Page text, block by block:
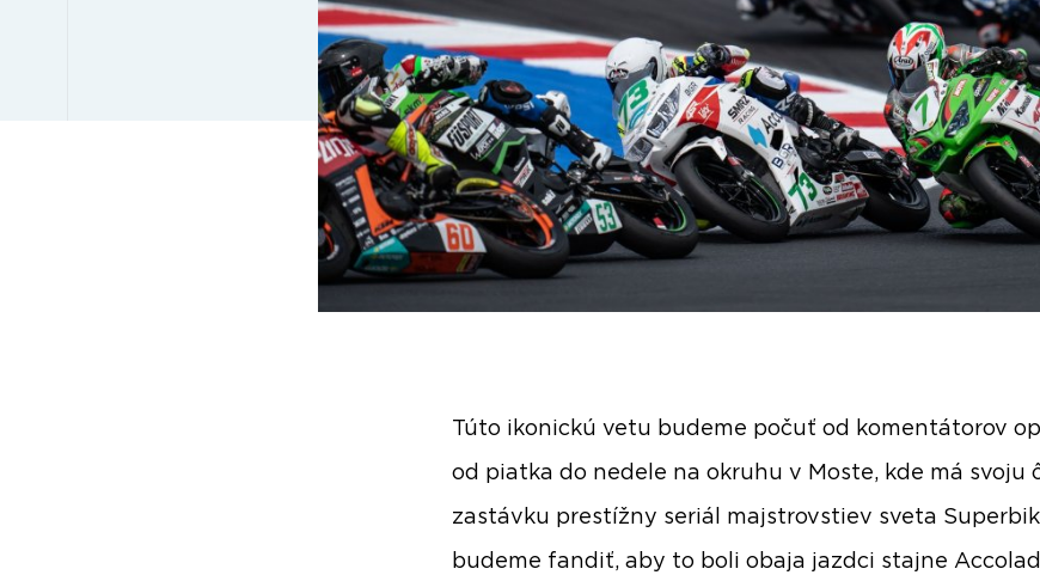
Túto ikonickú vetu budeme počuť od komentátorov
od piatka do nedele na okruhu v Moste, kde má svoju
zastávku prestížny seriál majstrovstiev sveta
budeme fandiť, aby to boli obaja jazdci stajne